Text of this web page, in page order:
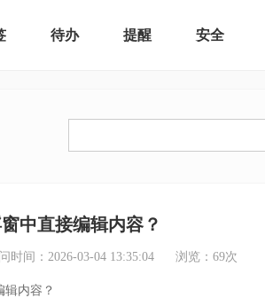
待办 提醒 安全
中直接编辑内容？
时间：2026-03-04 13:35:04 浏览： 69次
辑内容？